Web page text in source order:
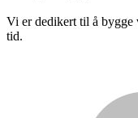
Vi er dedikert til å bygge
tid.